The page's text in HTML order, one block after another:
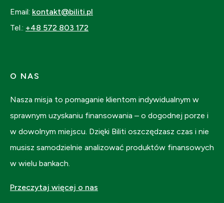
Email: kontakt@biliti.pl
Tel.: +48 572 803 172
O NAS
Nasza misja to pomaganie klientom indywidualnym w
sprawnym uzyskaniu finansowania – o dogodnej porze i
w dowolnym miejscu. Dzięki Biliti oszczędzasz czas i nie
musisz samodzielnie analizować produktów finansowych
w wielu bankach.
Przeczytaj więcej o nas